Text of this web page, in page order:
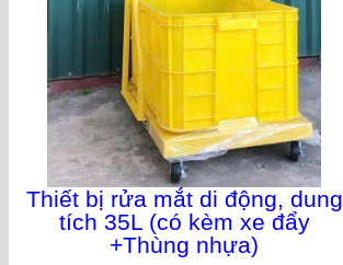
Thiết bị rửa mắt di động, dung
tích 35L (có kèm xe đẩy
+Thùng nhựa)